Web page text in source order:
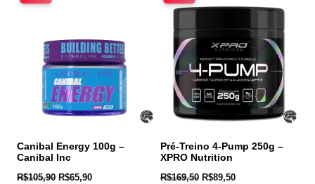
Canibal Energy 100g –
Canibal Inc
R$105,90 R$65,90
Pré-Treino 4-Pump 250g –
XPRO Nutrition
R$169,50 R$89,50